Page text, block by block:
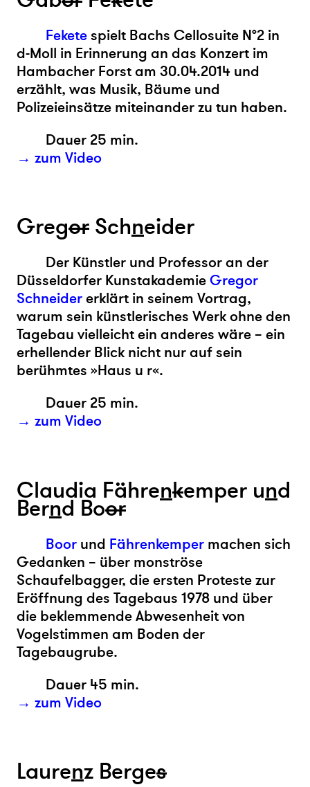
Feketespielt Bachs Cellosuite N°2 in
d-Moll in Erinnerung an das Konzert im
Hambacher Forst am 30.04.2014 und
erzählt, was Musik, Bäume und
Polizeieinsätze miteinander zu tun haben.
Dauer 25 min.
→ zum Video
Gregor Schneider
Der Künstler und Professor an der
Düsseldorfer KunstakademieGregor
Schneidererklärt in seinem Vortrag,
warum sein künstlerisches Werk ohne den
Tagebau vielleicht ein anderes wäre – ein
erhellender Blick nicht nur auf sein
berühmtes »Haus u r«.
Dauer 25 min.
→ zum Video
Claudia Fährenkemper und
Bernd Boor
Boor und Fährenkemper machen sich
Gedanken – über monströse
Schaufelbagger, die ersten Proteste zur
Eröffnung des Tagebaus 1978 und über
die beklemmende Abwesenheit von
Vogelstimmen am Boden der
Tagebaugrube.
Dauer 45 min.
→ zum Video
Laurenz Berges